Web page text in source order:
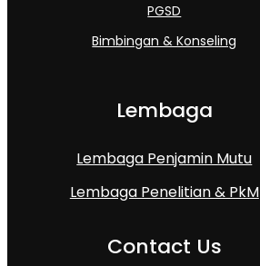
PGSD
Bimbingan & Konseling
Lembaga
Lembaga Penjamin Mutu
Lembaga Penelitian & PkM
Contact Us